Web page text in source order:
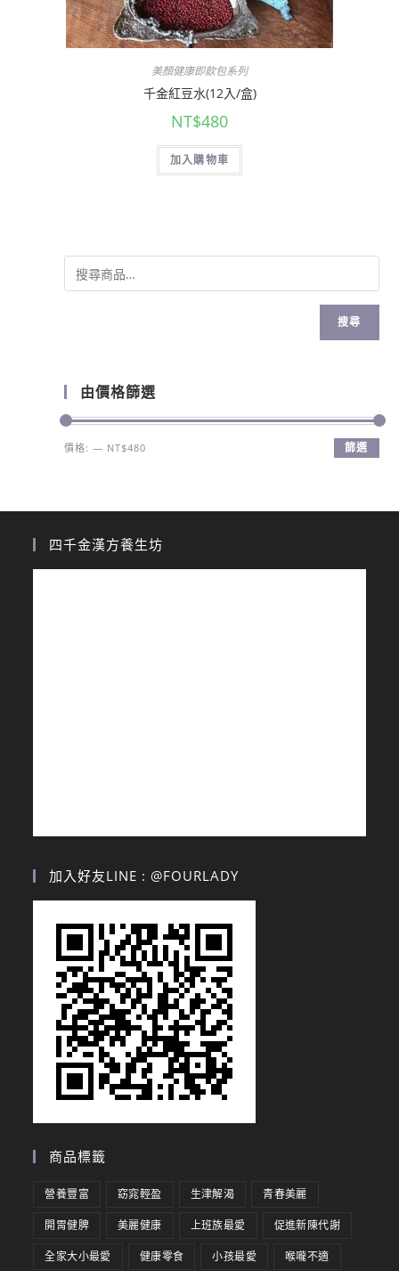
美顏健康即飲包系列
千金紅豆水(12入/盒)
NT$480
加入購物車
搜尋
由價格篩選
篩選
價格:— NT$480
四千金漢方養生坊
加入好友LINE : @FOURLADY
商品標籤
營養豐富 窈窕輕盈 生津解渴 青春美麗
開胃健脾 美麗健康 上班族最愛 促進新陳代謝
全家大小最愛 健康零食 小孩最愛 喉嚨不適